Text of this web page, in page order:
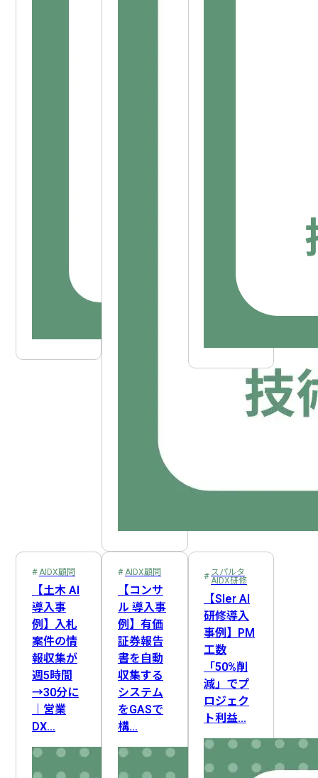
AIDX顧問
【土木 AI
導入事
例】入札
案件の情
報収集が
週5時間
→30分に
｜営業
DX…
AIDX顧問
【コンサ
ル 導入事
例】有価
証券報告
書を自動
収集する
システム
をGASで
構…
スパルタ
AIDX研修
【SIer AI
研修導入
事例】PM
工数
「50%削
減」でプ
ロジェク
ト利益…